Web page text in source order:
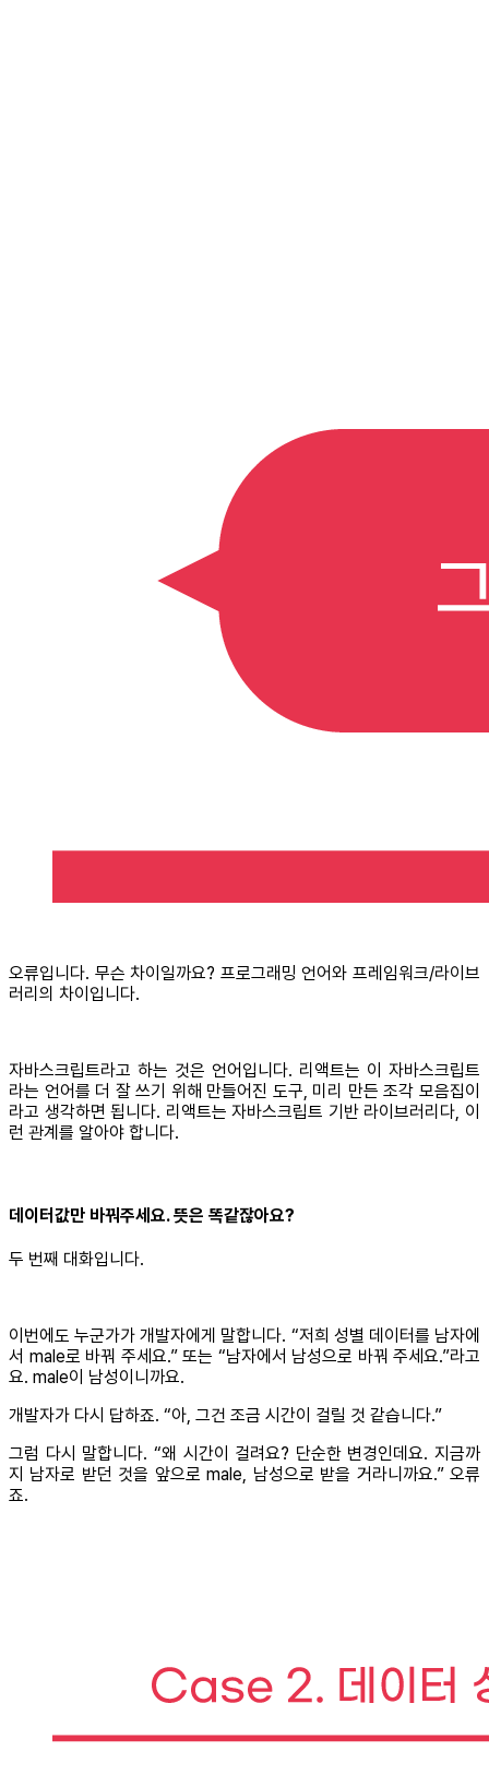
오류입니다. 무슨 차이일까요? 프로그래밍 언어와 프레임워크/라이브
러리의 차이입니다.
자바스크립트라고 하는 것은 언어입니다. 리액트는 이 자바스크립트
라는 언어를 더 잘 쓰기 위해 만들어진 도구, 미리 만든 조각 모음집이
라고 생각하면 됩니다. 리액트는 자바스크립트 기반 라이브러리다, 이
런 관계를 알아야 합니다.
데이터값만 바꿔주세요. 뜻은 똑같잖아요?
두 번째 대화입니다.
이번에도 누군가가 개발자에게 말합니다. “저희 성별 데이터를 남자에
서 male로 바꿔 주세요.” 또는 “남자에서 남성으로 바꿔 주세요.”라고
요. male이 남성이니까요.
개발자가 다시 답하죠. “아, 그건 조금 시간이 걸릴 것 같습니다.”
그럼 다시 말합니다. “왜 시간이 걸려요? 단순한 변경인데요. 지금까
지 남자로 받던 것을 앞으로 male, 남성으로 받을 거라니까요.” 오류
죠.